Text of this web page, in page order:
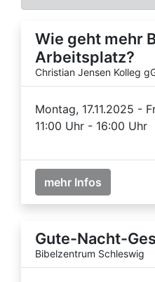
Wie geht mehr
Arbeitsplatz?
Christian Jensen Kolleg
Montag, 17.11.2025 -
11:00 Uhr - 16:00 Uhr
mehr Infos
Gute-Nacht-
Bibelzentrum Schleswig